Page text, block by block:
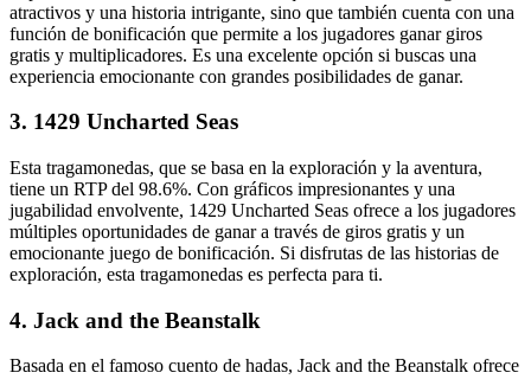
atractivos y una historia intrigante, sino que también cuenta con una
función de bonificación que permite a los jugadores ganar giros
gratis y multiplicadores. Es una excelente opción si buscas una
experiencia emocionante con grandes posibilidades de ganar.
3. 1429 Uncharted Seas
Esta tragamonedas, que se basa en la exploración y la aventura,
tiene un RTP del 98.6%. Con gráficos impresionantes y una
jugabilidad envolvente, 1429 Uncharted Seas ofrece a los jugadores
múltiples oportunidades de ganar a través de giros gratis y un
emocionante juego de bonificación. Si disfrutas de las historias de
exploración, esta tragamonedas es perfecta para ti.
4. Jack and the Beanstalk
Basada en el famoso cuento de hadas, Jack and the Beanstalk ofrece